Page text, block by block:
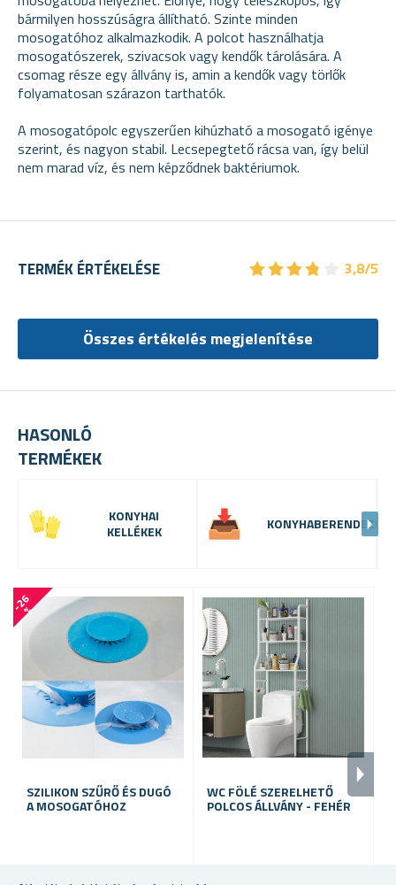
bármilyen hosszúságra állítható. Szinte minden
mosogatóhoz alkalmazkodik. A polcot használhatja
mosogatószerek, szivacsok vagy kendők tárolására. A
csomag része egy állvány is, amin a kendők vagy törlők
folyamatosan szárazon tarthatók.
A mosogatópolc egyszerűen kihúzható a mosogató igénye
szerint, és nagyon stabil. Lecsepegtető rácsa van, így belül
nem marad víz, és nem képződnek baktériumok.
HASONLÓ
TERMÉKEK
KONYHAI
KELLÉKEK
KONYHABERENDEZÉS
-
2
6
%
SZILIKON SZŰRŐ ÉS DUGÓ
A MOSOGATÓHOZ
raktáron
WC FÖLÉ SZERELHETŐ
POLCOS ÁLLVÁNY - FEHÉR
raktáron
TERMÉK ÉRTÉKELÉSE ★★★★
★★★★ 3,8/5
Összes értékelés megjelenítése